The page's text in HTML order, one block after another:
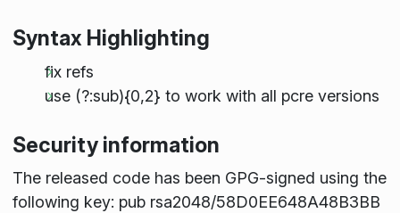
Syntax Highlighting
fix refs
use (?:sub){0,2} to work with all pcre versions
Security information
The released code has been GPG-signed using the
following key: pub rsa2048/58D0EE648A48B3BB